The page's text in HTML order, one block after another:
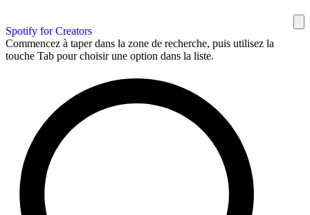
Spotify for Creators
Commencez à taper dans la zone de recherche, puis utilisez la
touche Tab pour choisir une option dans la liste.